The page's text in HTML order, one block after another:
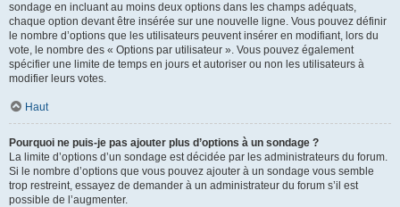
sondage en incluant au moins deux options dans les champs adéquats,
chaque option devant être insérée sur une nouvelle ligne. Vous pouvez définir
le nombre d’options que les utilisateurs peuvent insérer en modifiant, lors du
vote, le nombre des « Options par utilisateur ». Vous pouvez également
spécifier une limite de temps en jours et autoriser ou non les utilisateurs à
modifier leurs votes.
Haut
Pourquoi ne puis-je pas ajouter plus d’options à un sondage ?
La limite d’options d’un sondage est décidée par les administrateurs du forum.
Si le nombre d’options que vous pouvez ajouter à un sondage vous semble
trop restreint, essayez de demander à un administrateur du forum s’il est
possible de l’augmenter.